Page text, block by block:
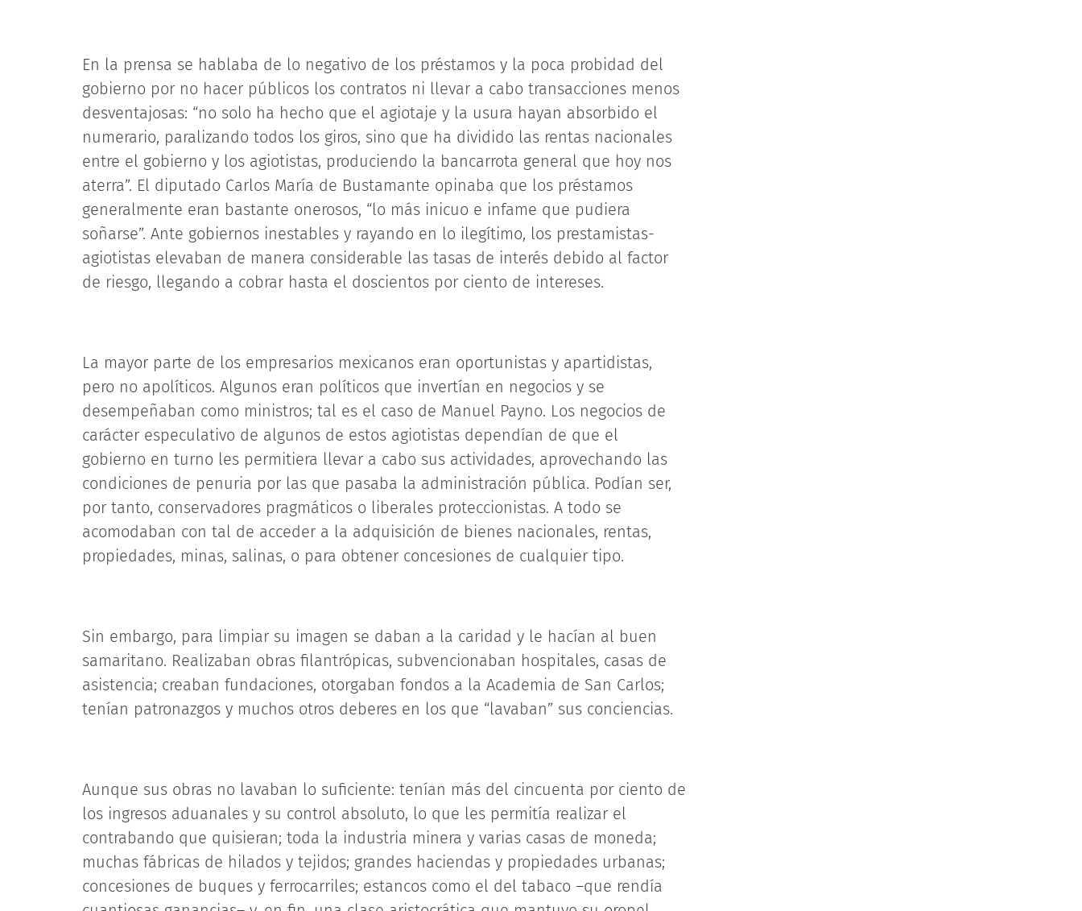
En la prensa se hablaba de lo negativo de los préstamos y la poca probidad del
gobierno por no hacer públicos los contratos ni llevar a cabo transacciones menos
desventajosas: “no solo ha hecho que el agiotaje y la usura hayan absorbido el
numerario, paralizando todos los giros, sino que ha dividido las rentas nacionales
entre el gobierno y los agiotistas, produciendo la bancarrota general que hoy nos
aterra”. El diputado Carlos María de Bustamante opinaba que los préstamos
generalmente eran bastante onerosos, “lo más inicuo e infame que pudiera
soñarse”. Ante gobiernos inestables y rayando en lo ilegítimo, los prestamistas-
agiotistas elevaban de manera considerable las tasas de interés debido al factor
de riesgo, llegando a cobrar hasta el doscientos por ciento de intereses.
La mayor parte de los empresarios mexicanos eran oportunistas y apartidistas,
pero no apolíticos. Algunos eran políticos que invertían en negocios y se
desempeñaban como ministros; tal es el caso de Manuel Payno. Los negocios de
carácter especulativo de algunos de estos agiotistas dependían de que el
gobierno en turno les permitiera llevar a cabo sus actividades, aprovechando las
condiciones de penuria por las que pasaba la administración pública. Podían ser,
por tanto, conservadores pragmáticos o liberales proteccionistas. A todo se
acomodaban con tal de acceder a la adquisición de bienes nacionales, rentas,
propiedades, minas, salinas, o para obtener concesiones de cualquier tipo.
Sin embargo, para limpiar su imagen se daban a la caridad y le hacían al buen
samaritano. Realizaban obras filantrópicas, subvencionaban hospitales, casas de
asistencia; creaban fundaciones, otorgaban fondos a la Academia de San Carlos;
tenían patronazgos y muchos otros deberes en los que “lavaban” sus conciencias.
Aunque sus obras no lavaban lo suficiente: tenían más del cincuenta por ciento de
los ingresos aduanales y su control absoluto, lo que les permitía realizar el
contrabando que quisieran; toda la industria minera y varias casas de moneda;
muchas fábricas de hilados y tejidos; grandes haciendas y propiedades urbanas;
concesiones de buques y ferrocarriles; estancos como el del tabaco –que rendía